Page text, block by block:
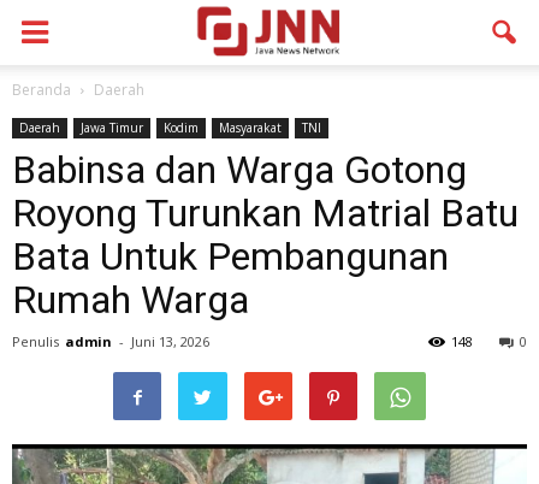
Beranda Daerah
Daerah Jawa Timur Kodim Masyarakat TNI
Babinsa dan Warga Gotong
Royong Turunkan Matrial Batu
Bata Untuk Pembangunan
Rumah Warga
Penulis admin - Juni 13, 2026 0
148